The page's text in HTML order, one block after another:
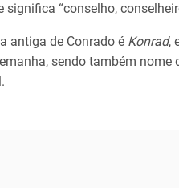
significa “conselho,
antiga de Conrado é Konrad,
sendo também nome